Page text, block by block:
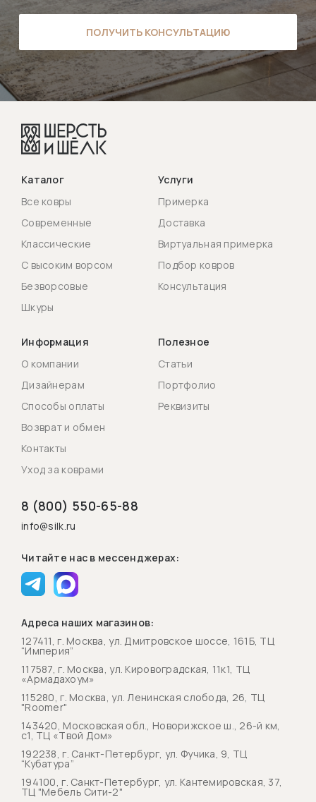
ПОЛУЧИТЬ КОНСУЛЬТАЦИЮ
Каталог
Все ковры
Современные
Классические
С высоким ворсом
Безворсовые
Шкуры
Услуги
Примерка
Доставка
Виртуальная примерка
Подбор ковров
Консультация
Информация
О компании
Дизайнерам
Способы оплаты
Возврат и обмен
Контакты
Уход за коврами
Полезное
Статьи
Портфолио
Реквизиты
8 (800) 550-65-88
info@silk.ru
Читайте нас в мессенджерах:
Адреса наших магазинов:
127411, г. Москва, ул. Дмитровское шоссе, 161Б, ТЦ
“Империя”
117587, г. Москва, ул. Кировоградская, 11к1, ТЦ
«Армадахоум»
115280, г. Москва, ул. Ленинская слобода, 26, ТЦ
"Roomer"
143420, Московская обл., Новорижское ш., 26-й км,
с1, ТЦ «Твой Дом»
192238, г. Санкт-Петербург, ул. Фучика, 9, ТЦ
“Кубатура”
194100, г. Санкт-Петербург, ул. Кантемировская, 37,
ТЦ "Мебель Сити-2"